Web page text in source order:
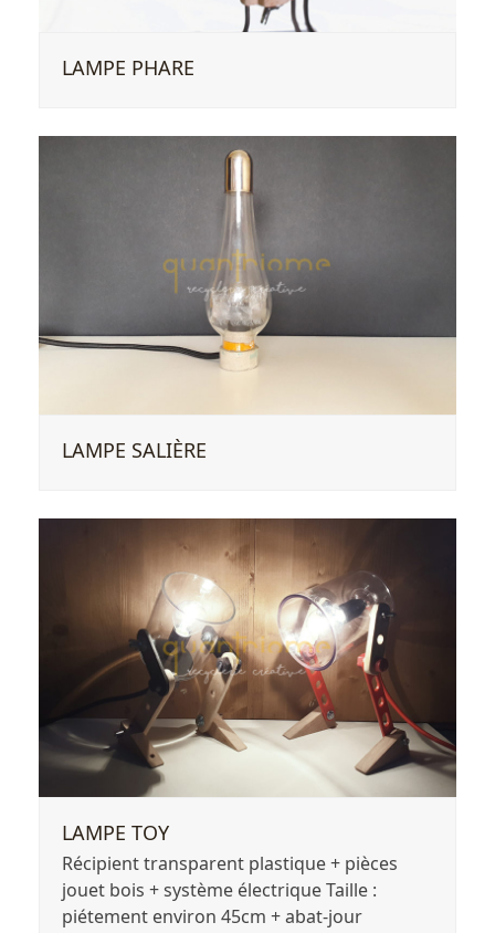
LAMPE PHARE
LAMPE SALIÈRE
LAMPE TOY
Récipient transparent plastique + pièces
jouet bois + système électrique Taille :
piétement environ 45cm + abat-jour